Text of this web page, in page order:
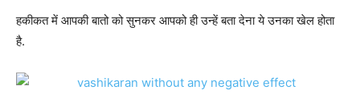
हकीकत में आपकी बातो को सुनकर आपको ही उन्हें बता देना ये उनका खेल होता
है.